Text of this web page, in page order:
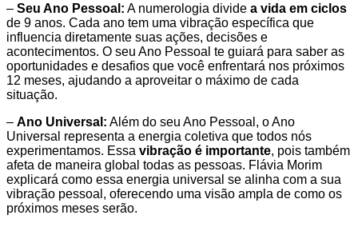
– Seu Ano Pessoal: A numerologia divide a vida em ciclos
de 9 anos. Cada ano tem uma vibração específica que
influencia diretamente suas ações, decisões e
acontecimentos. O seu Ano Pessoal te guiará para saber as
oportunidades e desafios que você enfrentará nos próximos
12 meses, ajudando a aproveitar o máximo de cada
situação.
– Ano Universal: Além do seu Ano Pessoal, o Ano
Universal representa a energia coletiva que todos nós
experimentamos. Essa vibração é importante, pois também
afeta de maneira global todas as pessoas. Flávia Morim
explicará como essa energia universal se alinha com a sua
vibração pessoal, oferecendo uma visão ampla de como os
próximos meses serão.